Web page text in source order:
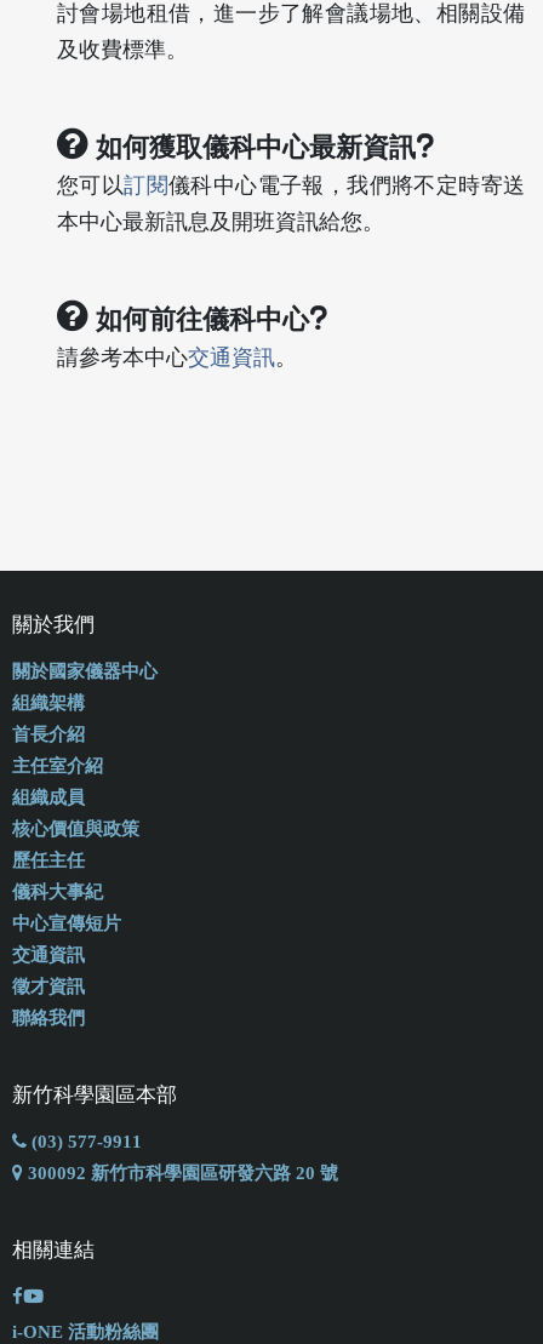
討會場地租借，進一步了解會議場地、相關設備
及收費標準。
如何獲取儀科中心最新資訊?
您可以訂閱儀科中心電子報，我們將不定時寄送
本中心最新訊息及開班資訊給您。
如何前往儀科中心?
請參考本中心交通資訊。
關於我們
關於國家儀器中心
組織架構
首長介紹
主任室介紹
組織成員
核心價值與政策
歷任主任
儀科大事紀
中心宣傳短片
交通資訊
徵才資訊
聯絡我們
新竹科學園區本部
(03) 577-9911
300092 新竹市科學園區研發六路 20 號
相關連結
i-ONE 活動粉絲團